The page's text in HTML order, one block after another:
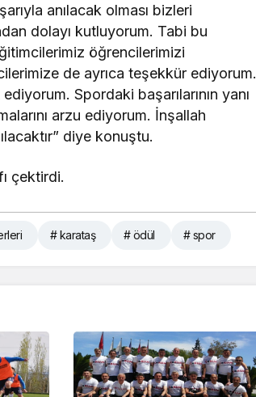
anılacak olması bizleri
dolayı kutluyorum. Tabi bu
öğrencilerimizi
de ayrıca teşekkür ediyorum.
Spordaki başarılarının yanı
arzu ediyorum. İnşallah
diye konuştu.
çektirdi.
# karataş # ödül # spor